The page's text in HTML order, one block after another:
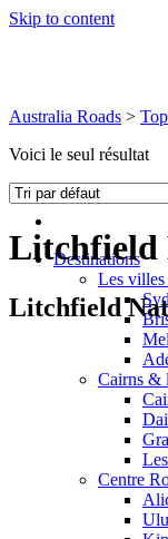
Skip to content
Destinations
Les villes
Cairns &
Centre
Australia Roads >
Voici le seul résultat
Litchfield
Litchfield